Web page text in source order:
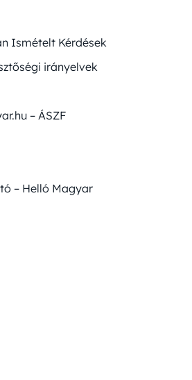
Ismételt Kérdések
irányelvek
– ÁSZF
– Helló Magyar